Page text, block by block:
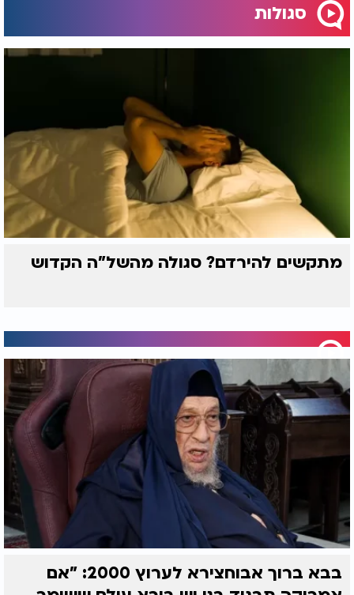
סגולות
מתקשים להירדם? סגולה מהשל"ה הקדוש
בבא ברוך אבוחצירא לערוץ 2000: "אם